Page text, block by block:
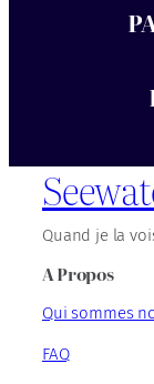
Quand je la
A Propos
Qui sommes
FAQ